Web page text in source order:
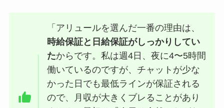
「アリュールを選んだ一番の理由は、
時給保証と日給保証がしっかりしてい
たからです。私は週4日、夜に4〜5時間
働いているのですが、チャットが少な
かった日でも最低ラインが保証される
ので、月収が大きくブレることがあり